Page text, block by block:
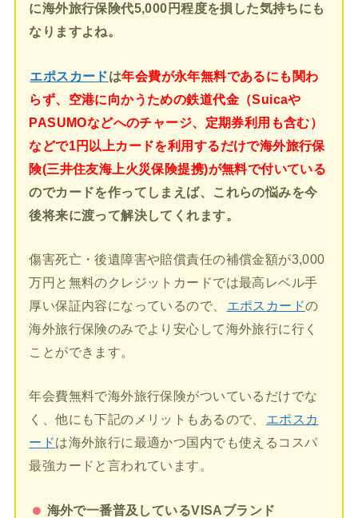
に海外旅行保険代5,000円程度を損した気持ちにも
なりますよね。
エポスカードは年会費が永年無料であるにも関わ
らず、空港に向かうための鉄道代金（Suicaや
PASUMOなどへのチャージ、定期券利用も含む）
などで1円以上カードを利用するだけで海外旅行保
険(三井住友海上火災保険提携)が無料で付いている
のでカードを作ってしまえば、これらの悩みを今
後将来に渡って解決してくれます。
傷害死亡・後遺障害や賠償責任の補償金額が3,000
万円と無料のクレジットカードでは最高レベル手
厚い保証内容になっているので、
エポスカードの
海外旅行保険のみでより安心して海外旅行に行く
ことができます。
年会費無料で海外旅行保険がついているだけでな
く、他にも下記のメリットもあるので、
エポスカ
ードは海外旅行に最適かつ国内でも使えるコスパ
最強カードと言われています。
海外で一番普及しているVISAブランド